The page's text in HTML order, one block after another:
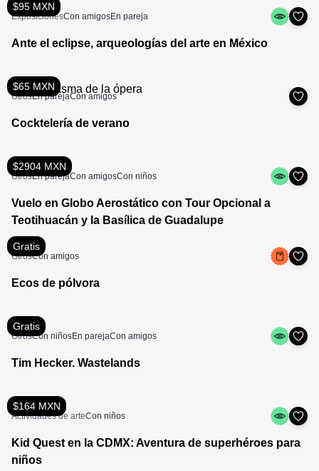
$95 MXN
ExposicionesCon amigosEn pareja
Ante el eclipse, arqueologías del arte en México
$65 MXN
OtrosEn parejaCon amigos
Cocktelería de verano
$2904 MXN
OtrosEn parejaCon amigosCon niños
Vuelo en Globo Aerostático con Tour Opcional a
Teotihuacán y la Basílica de Guadalupe
Gratis
OtrosCon amigos
Ecos de pólvora
Gratis
OtrosCon niñosEn parejaCon amigos
Tim Hecker. Wastelands
$164 MXN
Actividades de arteCon niños
Kid Quest en la CDMX: Aventura de superhéroes para
niños